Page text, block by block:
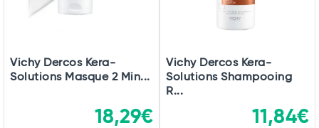
Vichy Dercos Kera-
Solutions Masque 2 Min...
18,29€
Vichy Dercos Kera-
Solutions Shampooing
R...
11,84€